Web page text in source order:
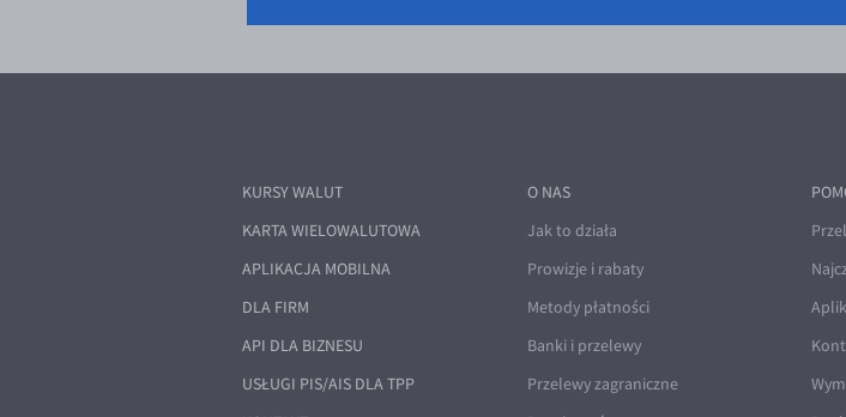
KURSY WALUT
KARTA WIELOWALUTOWA
APLIKACJA MOBILNA
DLA FIRM
API DLA BIZNESU
USŁUGI PIS/AIS DLA TPP
O NAS
Jak to działa
Prowizje i rabaty
Metody płatności
Banki i przelewy
Przelewy zagraniczne